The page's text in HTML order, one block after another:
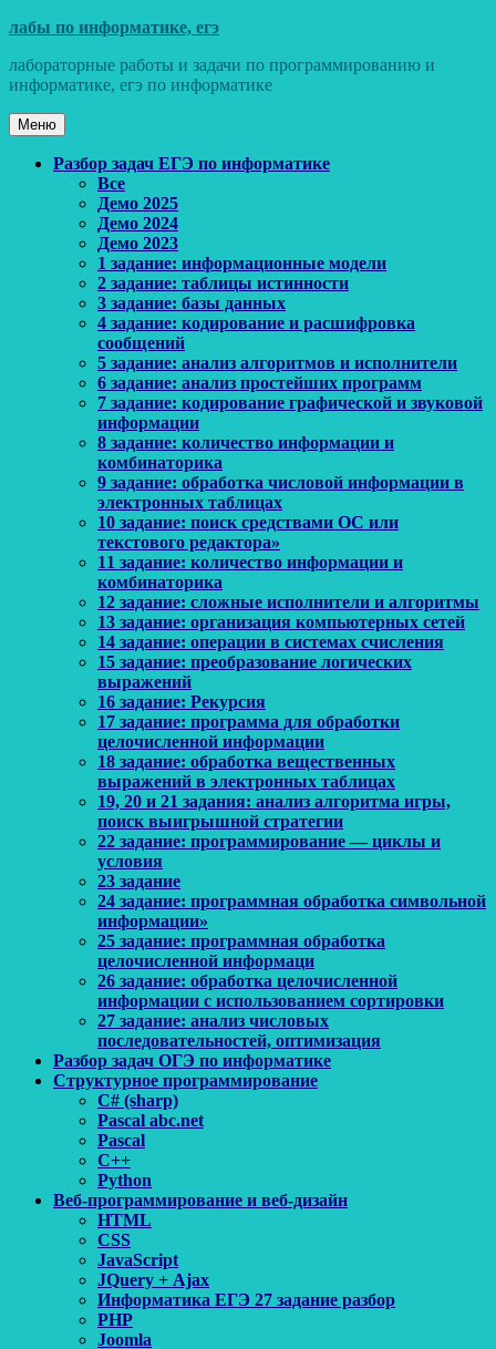
Перейти
содержимому
лабы по информатике, егэ
лабораторные работы и задачи по программированию и
информатике, егэ по информатике
Меню
Основное
Разбор задач ЕГЭ по информатике
Все
Демо 2025
Демо 2024
Демо 2023
1 задание: информационные модели
2 задание: таблицы истинности
3 задание: базы данных
4 задание: кодирование и расшифровка
сообщений
5 задание: анализ алгоритмов и исполнители
6 задание: анализ простейших программ
7 задание: кодирование графической и звуковой
информации
8 задание: количество информации и
комбинаторика
9 задание: обработка числовой информации в
электронных таблицах
10 задание: поиск средствами ОС или
текстового редактора»
11 задание: количество информации и
комбинаторика
12 задание: сложные исполнители и алгоритмы
13 задание: организация компьютерных сетей
14 задание: операции в системах счисления
15 задание: преобразование логических
выражений
16 задание: Рекурсия
17 задание: программа для обработки
целочисленной информации
18 задание: обработка вещественных
выражений в электронных таблицах
19, 20 и 21 задания: анализ алгоритма игры,
поиск выигрышной стратегии
22 задание: программирование — циклы и
условия
23 задание
24 задание: программная обработка символьной
информации»
25 задание: программная обработка
целочисленной информаци
26 задание: обработка целочисленной
информации с использованием сортировки
27 задание: анализ числовых
последовательностей, оптимизация
Разбор задач ОГЭ по информатике
Структурное программирование
C# (sharp)
Pascal abc.net
Pascal
С++
Python
Веб-программирование и веб-дизайн
HTML
CSS
JavaScript
JQuery + Ajax
Информатика ЕГЭ 27 задание разбор
PHP
Joomla